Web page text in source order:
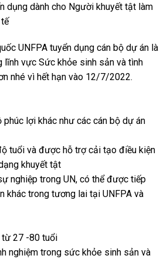
dụng dành cho Người khuyết tật làm
UNFPA tuyển dụng cán bộ dự án là
lĩnh vực Sức khỏe sinh sản và tình
nhé vì hết hạn vào 12/7/2022.
lợi khác như các cán bộ dự án
tuổi và được hỗ trợ cải tạo điều kiện
khuyết tật
nghiệp trong UN, có thể được tiếp
khác trong tương lai tại UNFPA và
từ 27 -80 tuổi
nghiệm trong sức khỏe sinh sản và